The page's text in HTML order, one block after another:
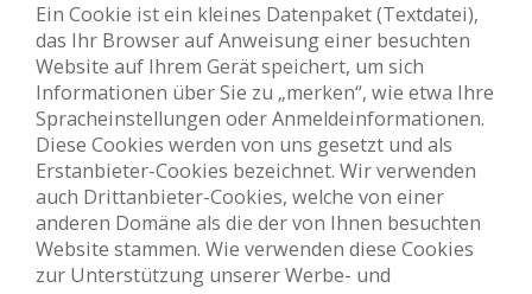
Ein Cookie ist ein kleines Datenpaket (Textdatei),
das Ihr Browser auf Anweisung einer besuchten
Website auf Ihrem Gerät speichert, um sich
Informationen über Sie zu „merken“, wie etwa Ihre
Spracheinstellungen oder Anmeldeinformationen.
Diese Cookies werden von uns gesetzt und als
Erstanbieter-Cookies bezeichnet. Wir verwenden
auch Drittanbieter-Cookies, welche von einer
anderen Domäne als die der von Ihnen besuchten
Website stammen. Wie verwenden diese Cookies
zur Unterstützung unserer Werbe- und